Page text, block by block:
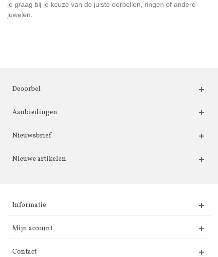
je graag bij je keuze van de juiste oorbellen, ringen of andere
juwelen.
Deoorbel
Aanbiedingen
Nieuwsbrief
Nieuwe artikelen
Informatie
Mijn account
Contact